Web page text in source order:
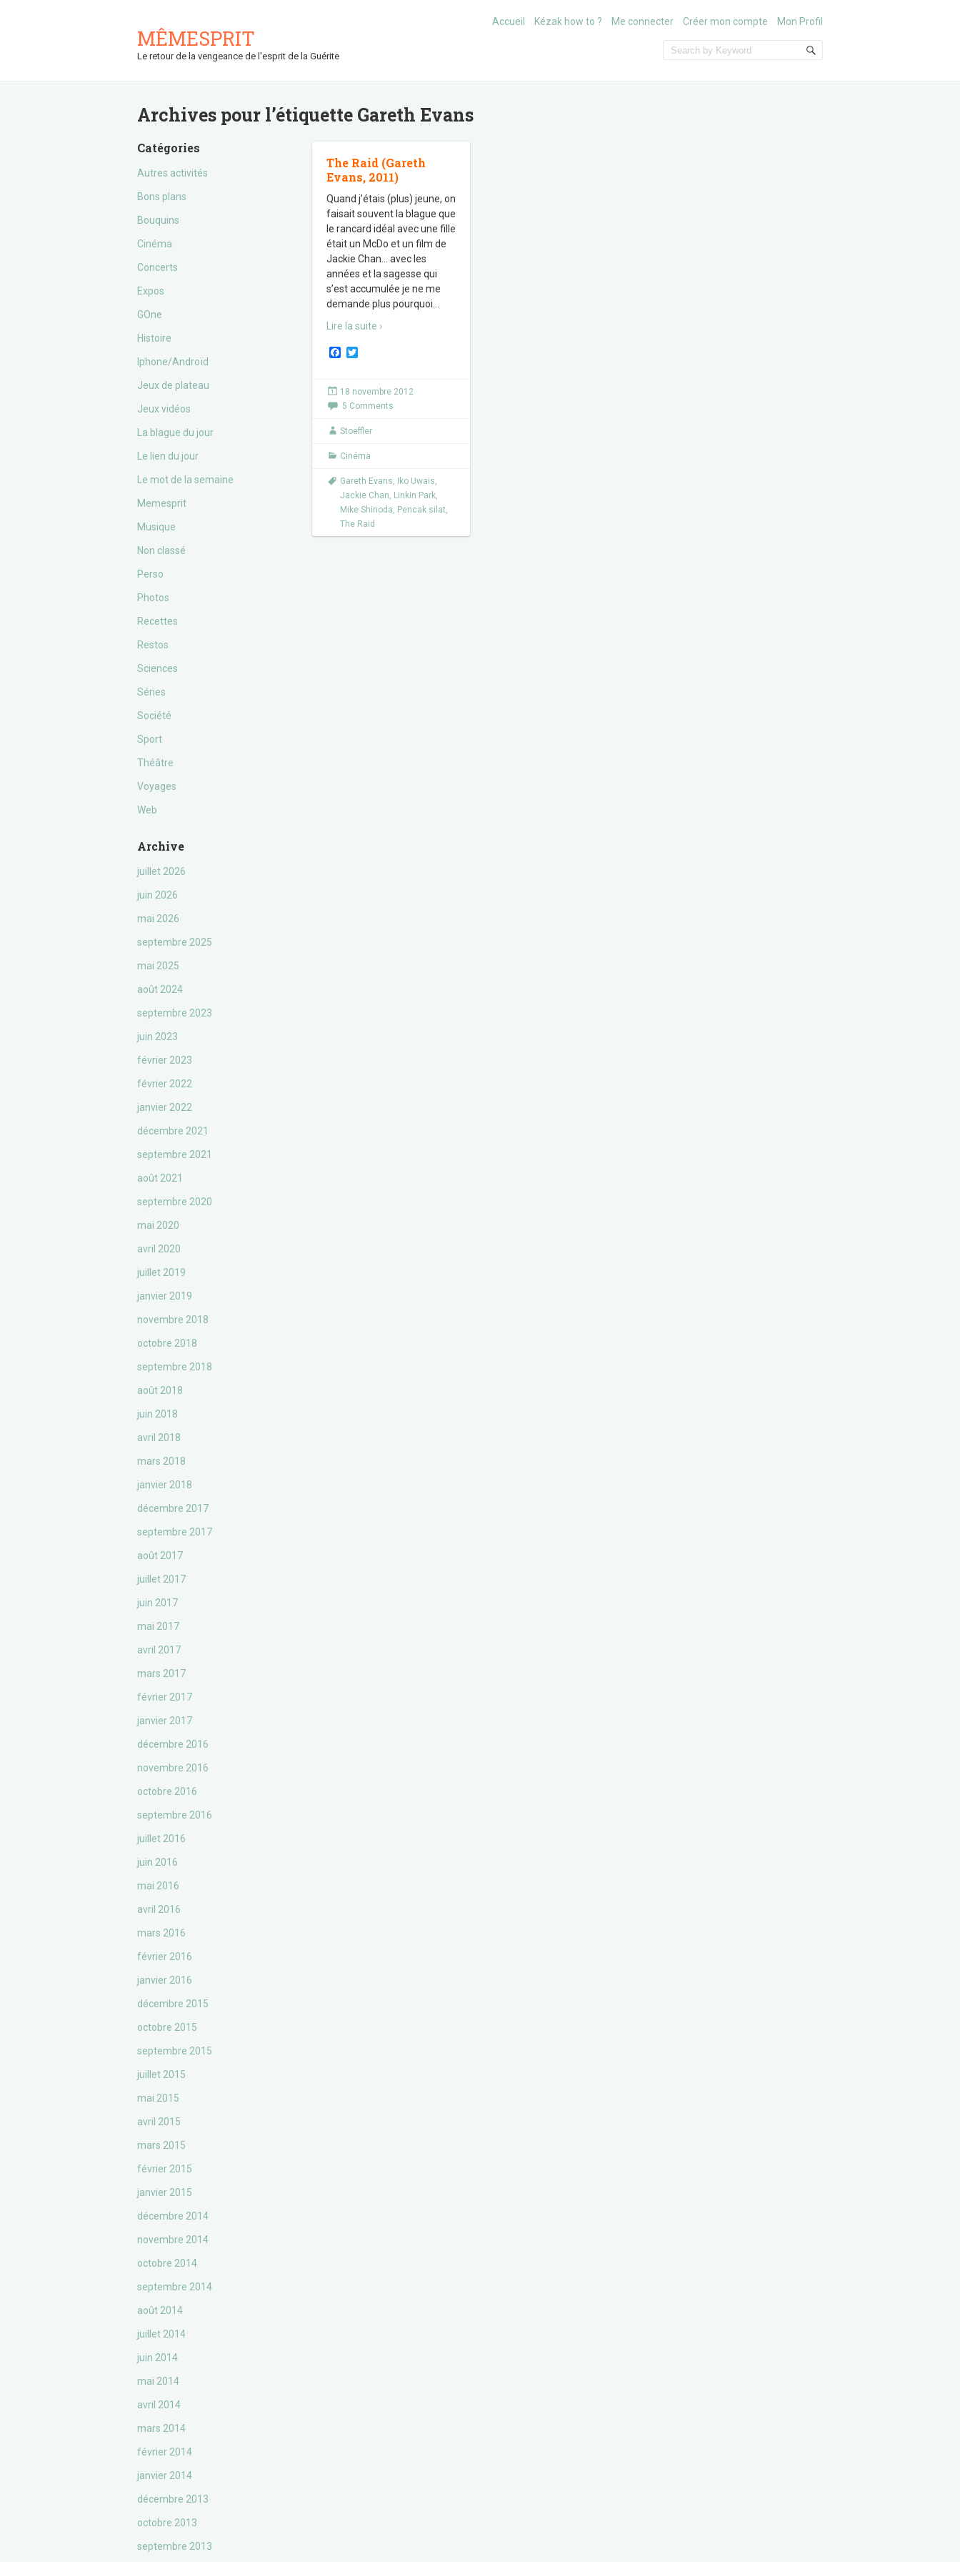
MÊMESPRIT
Le retour de la vengeance de l'esprit de la Guérite
Accueil Kézak how to ? Me connecter Créer mon compte Mon Profil
Archives pour l’étiquette Gareth Evans
Catégories
Autres activités
Bons plans
Bouquins
Cinéma
Concerts
Expos
GOne
Histoire
Iphone/Androïd
Jeux de plateau
Jeux vidéos
La blague du jour
Le lien du jour
Le mot de la semaine
Memesprit
Musique
Non classé
Perso
Photos
Recettes
Restos
Sciences
Séries
Société
Sport
Théâtre
Voyages
Web
Archive
juillet 2026
juin 2026
mai 2026
septembre 2025
mai 2025
août 2024
septembre 2023
juin 2023
février 2023
février 2022
janvier 2022
décembre 2021
septembre 2021
août 2021
septembre 2020
mai 2020
avril 2020
juillet 2019
janvier 2019
novembre 2018
octobre 2018
septembre 2018
août 2018
juin 2018
avril 2018
mars 2018
janvier 2018
décembre 2017
septembre 2017
août 2017
juillet 2017
juin 2017
mai 2017
avril 2017
mars 2017
février 2017
janvier 2017
décembre 2016
novembre 2016
octobre 2016
septembre 2016
juillet 2016
juin 2016
mai 2016
avril 2016
mars 2016
février 2016
janvier 2016
décembre 2015
octobre 2015
septembre 2015
juillet 2015
mai 2015
avril 2015
mars 2015
février 2015
janvier 2015
décembre 2014
novembre 2014
octobre 2014
septembre 2014
août 2014
juillet 2014
juin 2014
mai 2014
avril 2014
mars 2014
février 2014
janvier 2014
décembre 2013
octobre 2013
septembre 2013
The Raid (Gareth
Evans, 2011)
Quand j’étais (plus) jeune, on
faisait souvent la blague que
le rancard idéal avec une fille
était un McDo et un film de
Jackie Chan… avec les
années et la sagesse qui
s’est accumulée je ne me
demande plus pourquoi
Lire la suite ›
F
e
b
o
k
t
e
18 novembre 2012
5 Comments
Stoeffler
Cinéma
Gareth Evans, Iko Uwais,
Jackie Chan, Linkin Park,
Mike Shinoda, Pencak silat,
The Raid